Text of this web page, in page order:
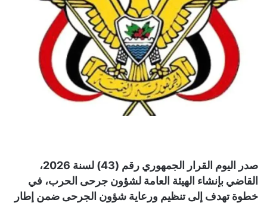
صدر اليوم القرار الجمهوري رقم (43) لسنة 2026،
القاضي بإنشاء الهيئة العامة لشؤون جرحى الحرب، في
خطوة تهدف إلى تنظيم ورعاية شؤون الجرحى ضمن إطار